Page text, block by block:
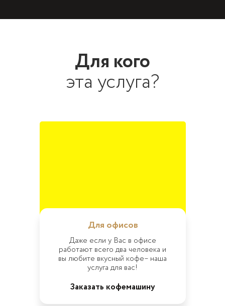
Для офисов
Даже если у Вас в офисе
работают всего два человека и
вы любите вкусный кофе– наша
услуга для вас!
Для кого
эта услуга?
Заказать кофемашину